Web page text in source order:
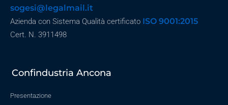
sogesi@legalmail.it
Azienda con Sistema Qualità certificato ISO 9001:2015
Cert. N. 3911498
Confindustria Ancona
Presentazione